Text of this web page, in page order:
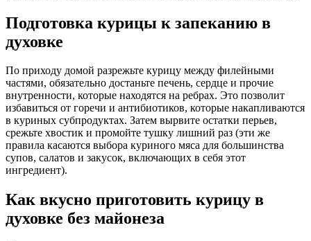
Подготовка курицы к запеканию в
духовке
По приходу домой разрежьте курицу между филейными
частями, обязательно достаньте печень, сердце и прочие
внутренности, которые находятся на ребрах. Это позволит
избавиться от горечи и антибиотиков, которые накапливаются
в куриных субпродуктах. Затем вырвите остатки перьев,
срежьте хвостик и промойте тушку лишний раз (эти же
правила касаются выбора куриного мяса для большинства
супов, салатов и закусок, включающих в себя этот
ингредиент).
Как вкусно приготовить курицу в
духовке без майонеза